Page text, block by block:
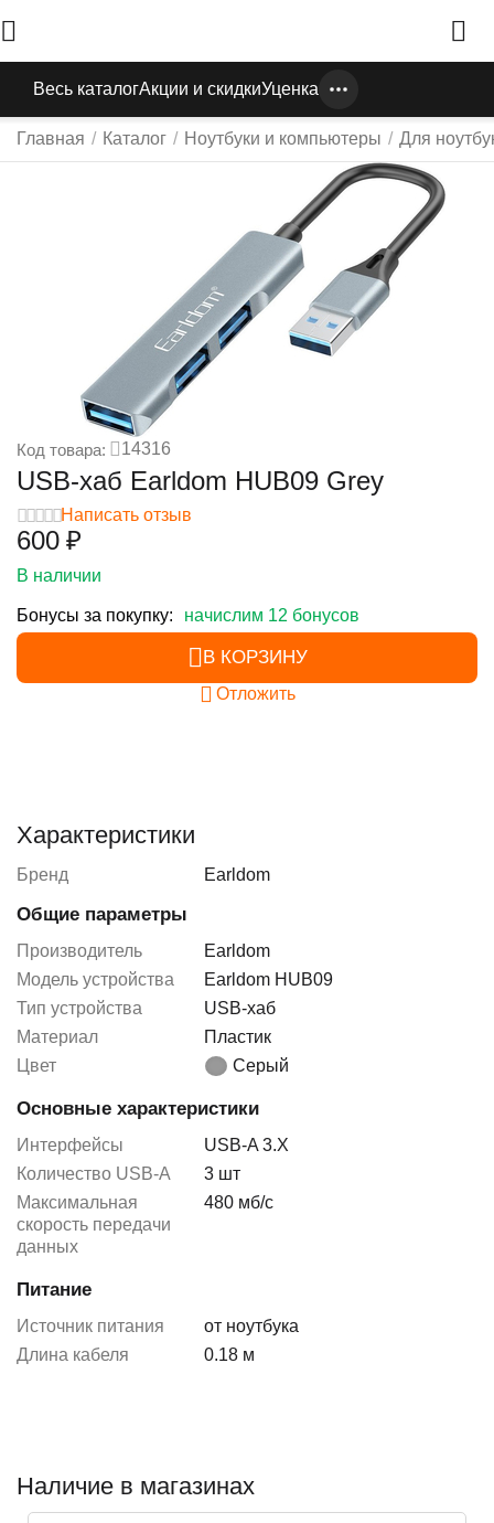
Весь каталогАкции и скидкиУценка
Главная / Каталог / Ноутбуки и компьютеры / Для
Код товара: 14316
USB-хаб Earldom HUB09 Grey
Написать отзыв
‍600‍ ₽
В наличии
Бонусы за покупку: начислим 12 бонусов
В КОРЗИНУ
Отложить
Характеристики
Бренд Earldom
Общие параметры
Производитель
Earldom
Модель устройства
Earldom HUB09
Тип устройства
USB-хаб
Материал
Пластик
Цвет
Серый
Основные характеристики
Интерфейсы
USB-A 3.X
Количество USB-A
3 шт
Максимальная
скорость передачи
данных
480 мб/с
Питание
Источник питания
от ноутбука
Длина кабеля
0.18 м
Наличие в магазинах